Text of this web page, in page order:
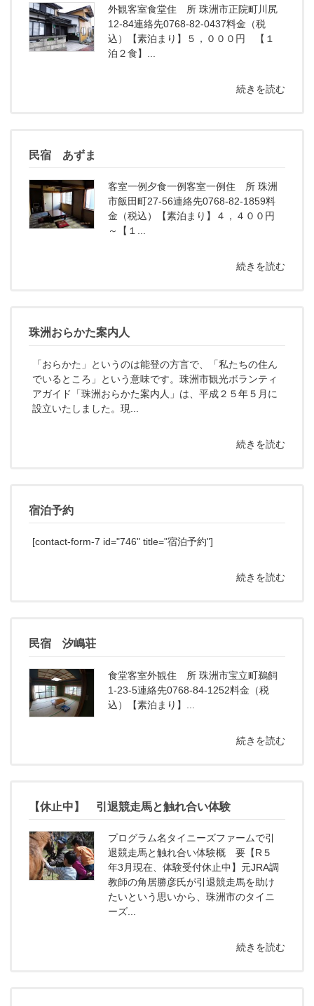
外観客室食堂住 所 珠洲市正院町川尻
12-84連絡先0768-82-0437料金（税
込）【素泊まり】５，０００円 【１
泊２食】...
続きを読む
民宿 あずま
客室一例夕食一例客室一例住 所 珠洲
市飯田町27-56連絡先0768-82-1859料
金（税込）【素泊まり】４，４００円
～【１...
続きを読む
珠洲おらかた案内人
「おらかた」というのは能登の方言で、「私たちの住ん
でいるところ」という意味です。珠洲市観光ボランティ
アガイド「珠洲おらかた案内人」は、平成２５年５月に
設立いたしました。現...
続きを読む
宿泊予約
[contact-form-7 id="746" title="宿泊予約"]
続きを読む
民宿 汐嶋荘
食堂客室外観住 所 珠洲市宝立町鵜飼
1-23-5連絡先0768-84-1252料金（税
込）【素泊まり】...
続きを読む
【休止中】 引退競走馬と触れ合い体験
プログラム名タイニーズファームで引
退競走馬と触れ合い体験概 要【R５
年3月現在、体験受付休止中】元JRA調
教師の角居勝彦氏が引退競走馬を助け
たいという思いから、珠洲市のタイニ
ーズ...
続きを読む